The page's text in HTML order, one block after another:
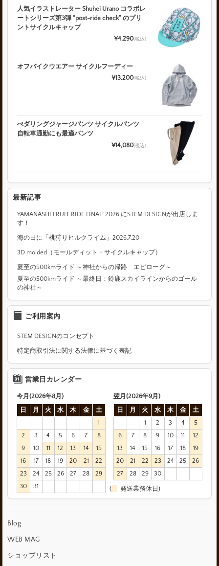
人気イラストレーター Shuhei Urano コラボレ
ートシリーズ第3弾 “post-ride check” のプリ
ントサイクルキャップ
¥4,290(税込)
オフバイクウエアー サイクルフーディー
¥13,200(税込)
ぺダリングジャージパンツ サイクルパンツ
自転車通勤にも最適パンツ
¥14,080(税込)
最新記事
YAMANASHI FRUIT RIDE FINAL! 2026 にSTEM DESIGNが出店しま
す！
海の日に「桃狩りヒルクライム」2026.7.20
3D molded（モールディット・サイクルキャップ）
夏至の500kmライド ～神社からの帰路 エピローグ～
夏至の500kmライド ～最終日：鈴鹿スカイラインからのゴール
の神社～
ご利用案内
STEM DESIGNのコンセプト
特定商取引法に関する法律に基づく表記
営業日カレンダー
今月(2026年8月)
日
月 火 水 木 金
土
1
2
3 4 5 6 7
8
9
10 11 12 13 14
15
16
17 18 19 20 21
22
23
24 25 26 27 28
29
30
31
翌月(2026年9月)
日
月 火 水 木 金
土
1
2 3 4
5
6
7 8 9 10 11
12
13
14 15 16 17 18
19
20
21 22 23 24 25
26
27
28 29 30
( 発送業務休日)
Blog
WEB MAG
ショップリスト